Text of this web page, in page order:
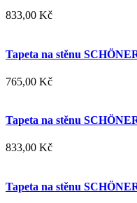
833,00 Kč
Tapeta na stěnu
765,00 Kč
Tapeta na stěnu
833,00 Kč
Tapeta na stěnu